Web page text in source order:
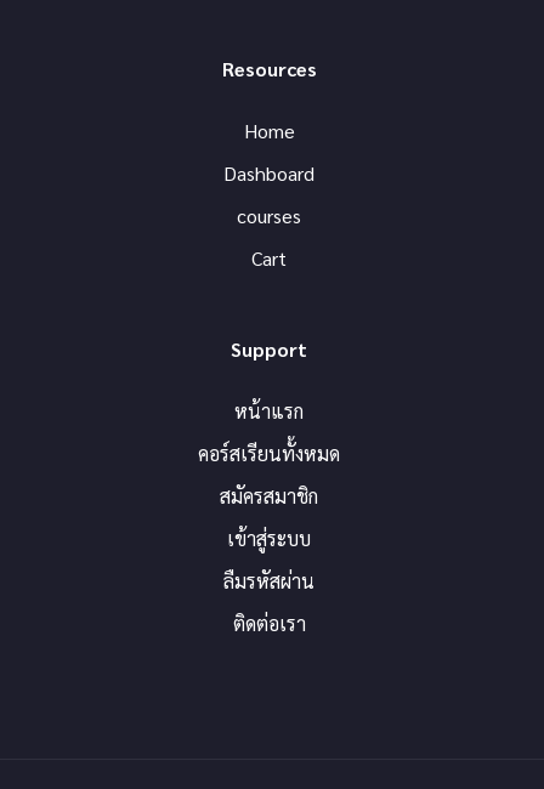
Resources
Home
Dashboard
courses
Cart
Support
หน้าแรก
คอร์สเรียนทั้งหมด
สมัครสมาชิก
เข้าสู่ระบบ
ลืมรหัสผ่าน
ติดต่อเรา